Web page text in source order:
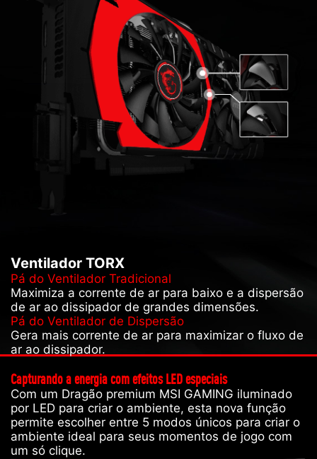
Ventilador TORX
Pá do Ventilador Tradicional
Maximiza a corrente de ar para baixo e a dispersão
de ar ao dissipador de grandes dimensões.
Pá do Ventilador de Dispersão
Gera mais corrente de ar para maximizar o fluxo de
ar ao dissipador.
Capturando a energia com efeitos LED especiais
Com um Dragão premium MSI GAMING iluminado
por LED para criar o ambiente, esta nova função
permite escolher entre 5 modos únicos para criar o
ambiente ideal para seus momentos de jogo com
um só clique.